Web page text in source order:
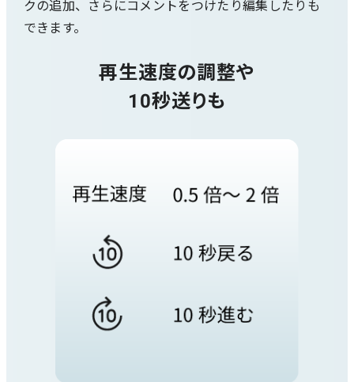
クの追加、さらにコメントをつけたり編集したりも
できます。
再生速度の調整や
10秒送りも